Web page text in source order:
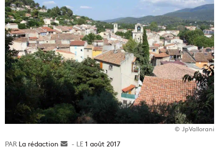
© JpVallorani
La rédaction
Envoyer1 août 2017